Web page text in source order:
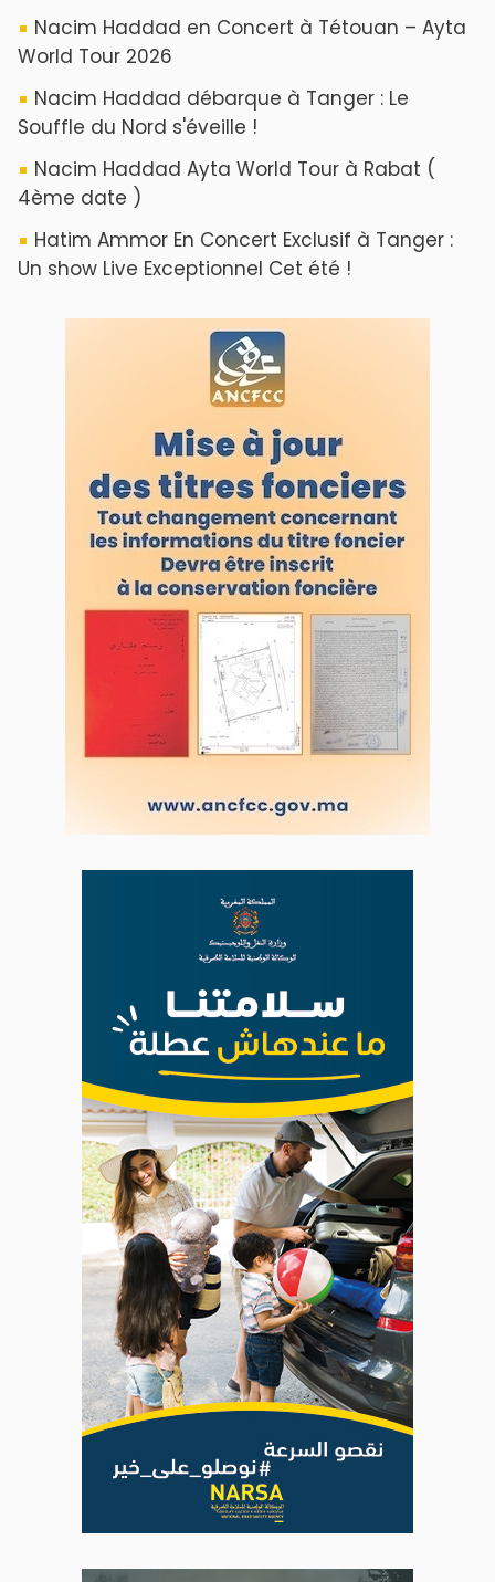
Nacim Haddad en Concert à Tétouan – Ayta
World Tour 2026
Nacim Haddad débarque à Tanger : Le
Souffle du Nord s'éveille !
Nacim Haddad Ayta World Tour à Rabat (
4ème date )
Hatim Ammor En Concert Exclusif à Tanger :
Un show Live Exceptionnel Cet été !